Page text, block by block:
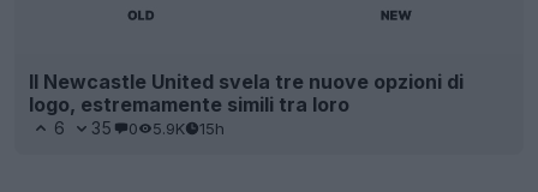
Il Newcastle United svela tre nuove opzioni di
logo, estremamente simili tra loro
6 35 0 5.9K 15h